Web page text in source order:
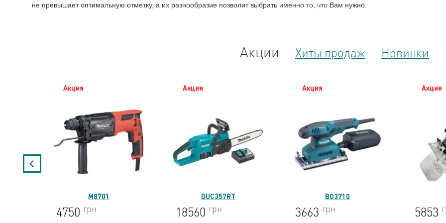
не превышает оптимальную отметку, а их разнообразие позволит выбрать именно то, что Вам нужно.
Акции Хиты продаж Новинки
Акция
DUC357RT
18560грн
Акция
BO3710
3663грн
Акция
3712
5853 грн
Акция